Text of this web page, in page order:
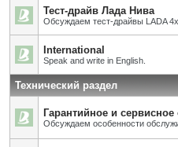
Тест-драйв Лада Нива
Обсуждаем тест-драйвы LADA
International
Speak and write in English.
Технический раздел
Гарантийное и
Обсуждаем особенности